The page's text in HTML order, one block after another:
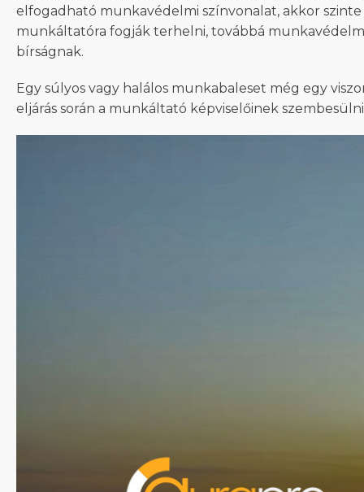
elfogadható munkavédelmi színvonalat, akkor
munkáltatóra fogják terhelni, továbbá
bírságnak.
Egy súlyos vagy halálos munkabaleset még egy
eljárás során a munkáltató képviselőinek